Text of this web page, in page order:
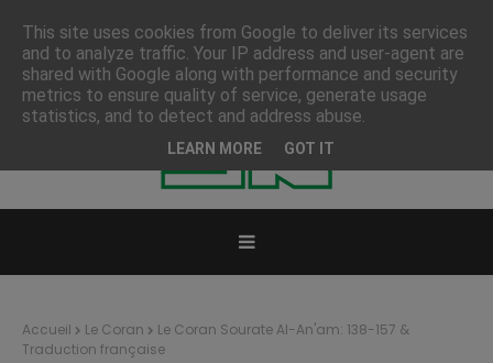
Accueil Le Coran
Le Coran Sourate Al-An'am: 138-157 &
Traduction française
This site uses cookies from Google to deliver its services
and to analyze traffic. Your IP address and user-agent are
shared with Google along with performance and security
metrics to ensure quality of service, generate usage
statistics, and to detect and address abuse.
LEARN MORE GOT IT